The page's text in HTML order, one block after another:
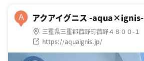
A アクアイグニス -aqua×ignis-
三重県三重郡菰野町菰野４８００-１
https://aquaignis.jp/